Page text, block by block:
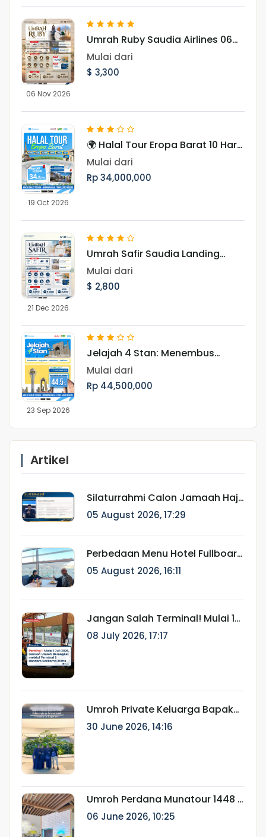
06 Nov 2026
Umrah Ruby Saudia Airlines 06
November 2026
Mulai dari
$ 3,300
19 Oct 2026
🌍 Halal Tour Eropa Barat 10 Hari
Menjelajahi 7 Negara, Ikon Dunia,
dan Pesona Musim Gugur Eropa
Mulai dari
Rp 34,000,000
21 Dec 2026
Umrah Safir Saudia Landing
Jeddah 21 Desember 2026
Mulai dari
$ 2,800
23 Sep 2026
Jelajah 4 Stan: Menembus
Keindahan Asia Tengah dan
Jejak Peradaban Islam Periode
September
Mulai dari
Rp 44,500,000
Artikel
Silaturrahmi Calon Jamaah Haji
Munatour 1448 H/2026:
Komitmen Mendampingi
Jamaah Sejak Pendaftaran
hingga Pasca Haji
05 August 2026, 17:29
Perbedaan Menu Hotel Fullboard
Internasional dan Fullboard
Fareast untuk Haji & Umroh
05 August 2026, 16:11
Jangan Salah Terminal! Mulai 1
Juli 2026, Jamaah Umroh
Berangkat melalui Terminal 2
08 July 2026, 17:17
Umroh Private Keluarga Bapak
Ainur Rifki: Perjalanan Ibadah
Eksklusif Bersama Munatour
30 June 2026, 14:16
Umroh Perdana Munatour 1448 H
Resmi Berangkat, Dilepas oleh
Dirut Munatour
06 June 2026, 10:25